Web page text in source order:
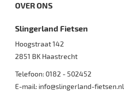
OVER ONS
Slingerland Fietsen
Hoogstraat 142
2851 BK Haastrecht
Telefoon: 0182 - 502452
E-mail: info@slingerland-fietsen.nl